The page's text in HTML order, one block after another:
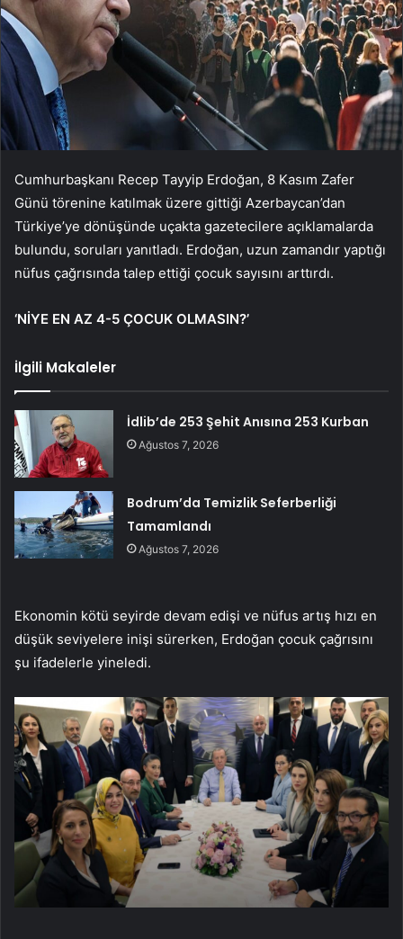
Cumhurbaşkanı Recep Tayyip Erdoğan, 8 Kasım Zafer
Günü törenine katılmak üzere gittiği Azerbaycan’dan
Türkiye’ye dönüşünde uçakta gazetecilere açıklamalarda
bulundu, soruları yanıtladı. Erdoğan, uzun zamandır yaptığı
nüfus çağrısında talep ettiği çocuk sayısını arttırdı.
‘NİYE EN AZ 4-5 ÇOCUK OLMASIN?’
İlgili Makaleler
İdlib’de 253 Şehit Anısına 253 Kurban
Ağustos 7, 2026
Bodrum’da Temizlik Seferberliği
Tamamlandı
Ağustos 7, 2026
Ekonomin kötü seyirde devam edişi ve nüfus artış hızı en
düşük seviyelere inişi sürerken, Erdoğan çocuk çağrısını
şu ifadelerle yineledi.